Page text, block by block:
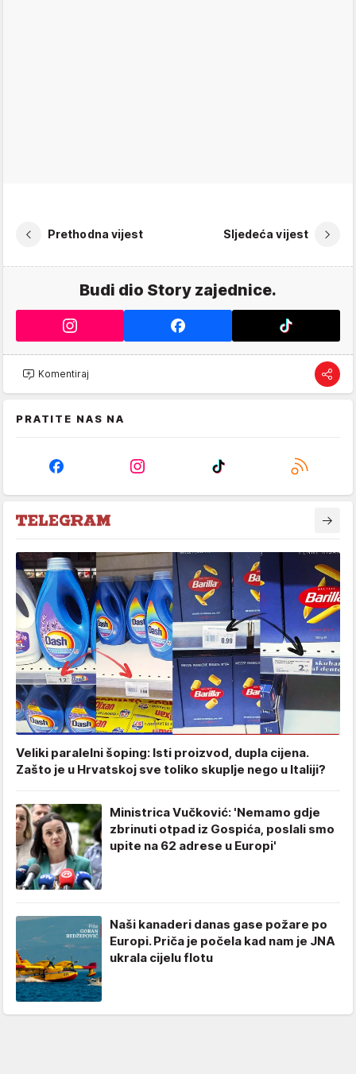
Prethodna vijest Sljedeća vijest
Budi dio Story zajednice.
Komentiraj
PRATITE NAS NA
Veliki paralelni šoping: Isti proizvod, dupla cijena.
Zašto je u Hrvatskoj sve toliko skuplje nego u Italiji?
Ministrica Vučković: 'Nemamo gdje
zbrinuti otpad iz Gospića, poslali smo
upite na 62 adrese u Europi'
Naši kanaderi danas gase požare po
Europi. Priča je počela kad nam je JNA
ukrala cijelu flotu